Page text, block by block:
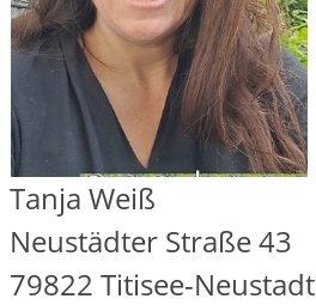
Tanja Weiß
Neustädter Straße 43
79822 Titisee-Neustadt